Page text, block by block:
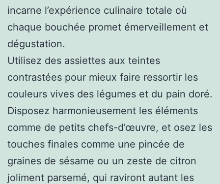
incarne l’expérience culinaire totale où
chaque bouchée promet émerveillement et
dégustation.
Utilisez des assiettes aux teintes
contrastées pour mieux faire ressortir les
couleurs vives des légumes et du pain doré.
Disposez harmonieusement les éléments
comme de petits chefs-d’œuvre, et osez les
touches finales comme une pincée de
graines de sésame ou un zeste de citron
joliment parsemé, qui raviront autant les